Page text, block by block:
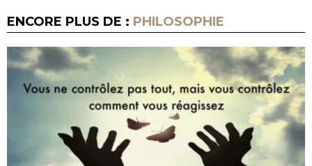
ENCORE PLUS DE : PHILOSOPHIE